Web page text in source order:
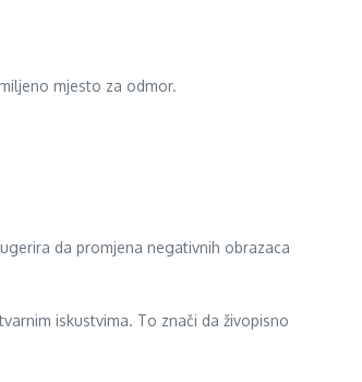
mjesto za odmor.
da promjena negativnih obrazaca
iskustvima. To znači da živopisno